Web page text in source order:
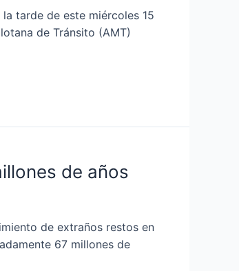
tarde de este miércoles 15
de Tránsito (AMT)
de años
de extraños restos en
67 millones de